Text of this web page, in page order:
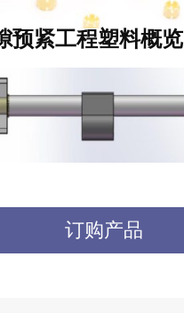
预紧工程塑料概览
订购产品